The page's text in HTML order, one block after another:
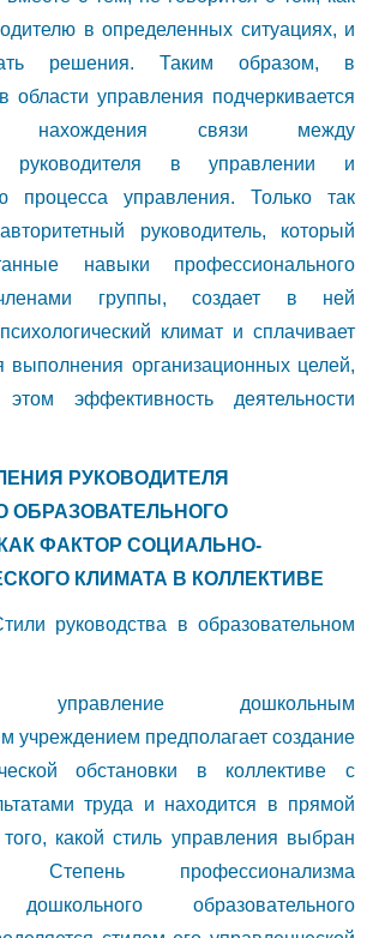
в определенных ситуациях, и
решения. Таким образом, в
области управления подчеркивается
нахождения связи между
руководителя в управлении и
процесса управления. Только так
руководитель, который
навыки профессионального
группы, создает в ней
климат и сплачивает
выполнения организационных целей,
эффективность деятельности
РУКОВОДИТЕЛЯ
ОБРАЗОВАТЕЛЬНОГО
ФАКТОР СОЦИАЛЬНО-
КЛИМАТА В КОЛЛЕКТИВЕ
в образовательном
управление дошкольным
учреждением предполагает создание
обстановки в коллективе с
труда и находится в прямой
какой стиль управления выбран
Степень профессионализма
дошкольного образовательного